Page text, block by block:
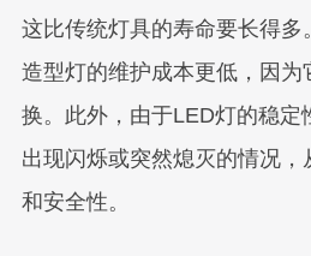
这比传统灯具的寿命要长得多
造型灯的维护成本更低，因为
换。此外，由于LED灯的稳定
出现闪烁或突然熄灭的情况，
和安全性。